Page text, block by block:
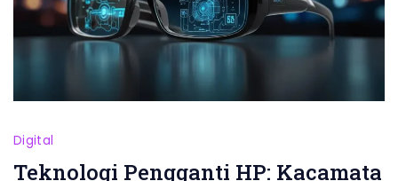
Digital
Teknologi Pengganti HP: Kacamata